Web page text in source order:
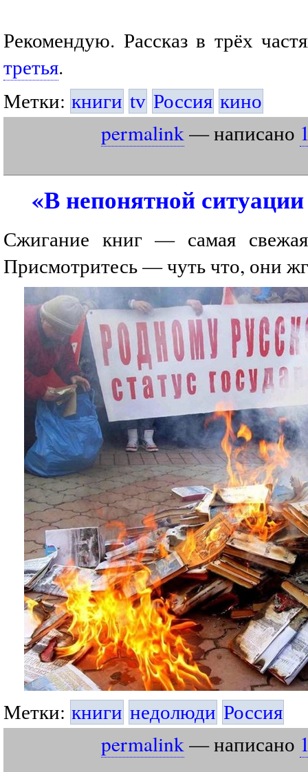
Рекомендую. Рассказ в трёх
третья.
Метки: книги tv Россия кино
permalink — написано
«В непонятной
Сжигание книг — самая
Присмотритесь — чуть что, они
Метки: книги недолюди Россия
permalink— написано